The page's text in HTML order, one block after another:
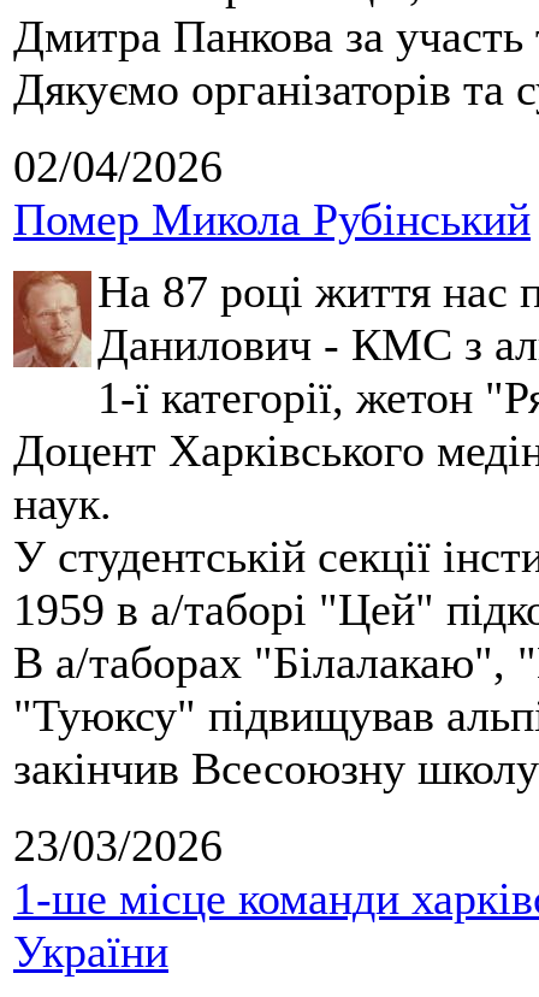
Дмитра Панкова за
Дякуємо організаторів та
02/04/2026
Помер Микола Рубінський
На 87 році життя нас
Данилович - КМС з
1-ї категорії, жетон
Доцент Харківського
наук.
У студентській секції
1959 в а/таборі "Цей"
В а/таборах "Білалакаю",
"Туюксу" підвищував
закінчив Всесоюзну
23/03/2026
1-ше місце команди
України